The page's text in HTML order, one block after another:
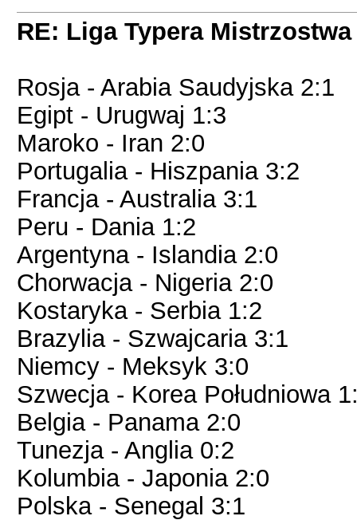
RE: Liga Typera Mistrzostwa
Rosja - Arabia Saudyjska 2:1
Egipt - Urugwaj 1:3
Maroko - Iran 2:0
Portugalia - Hiszpania 3:2
Francja - Australia 3:1
Peru - Dania 1:2
Argentyna - Islandia 2:0
Chorwacja - Nigeria 2:0
Kostaryka - Serbia 1:2
Brazylia - Szwajcaria 3:1
Niemcy - Meksyk 3:0
Szwecja - Korea Południowa
Belgia - Panama 2:0
Tunezja - Anglia 0:2
Kolumbia - Japonia 2:0
Polska - Senegal 3:1